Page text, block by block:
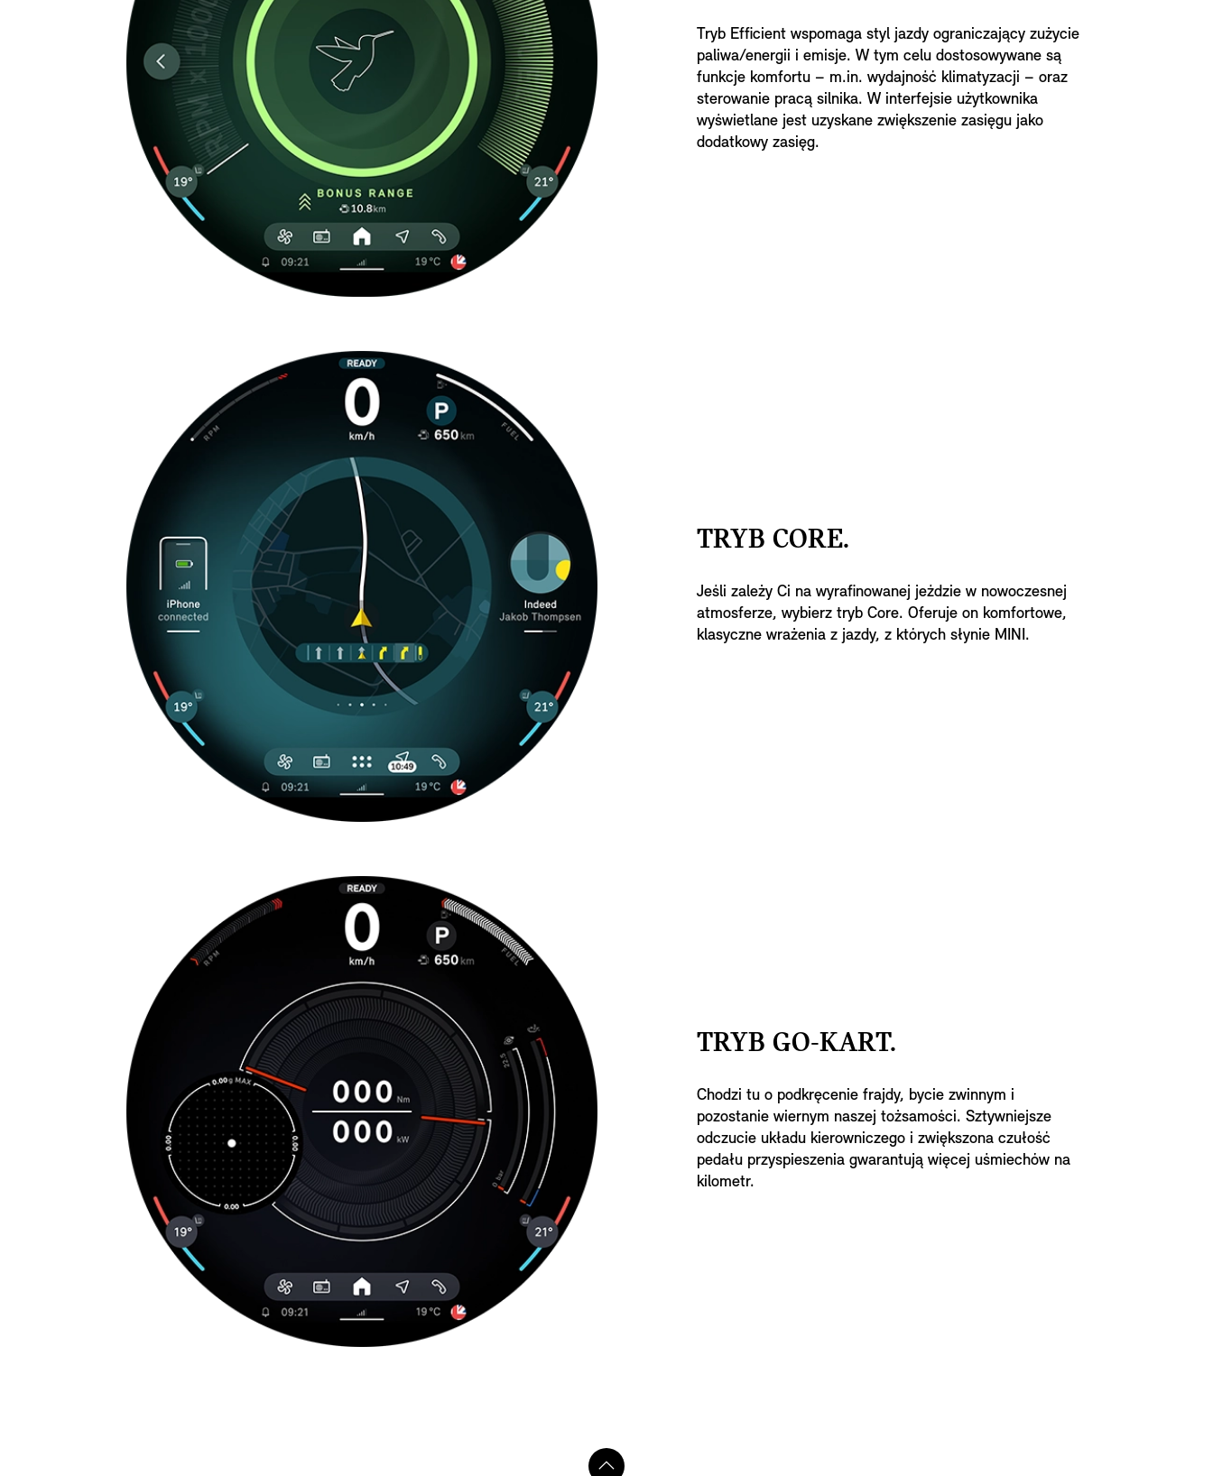
Tryb Efficient wspomaga styl jazdy ograniczający zużycie
paliwa/energii i emisje. W tym celu dostosowywane są
funkcje komfortu – m.in. wydajność klimatyzacji – oraz
sterowanie pracą silnika. W interfejsie użytkownika
wyświetlane jest uzyskane zwiększenie zasięgu jako
dodatkowy zasięg.
TRYB CORE.
Jeśli zależy Ci na wyrafinowanej jeździe w nowoczesnej
atmosferze, wybierz tryb Core. Oferuje on komfortowe,
klasyczne wrażenia z jazdy, z których słynie MINI.
TRYB GO-KART.
Chodzi tu o podkręcenie frajdy, bycie zwinnym i
pozostanie wiernym naszej tożsamości. Sztywniejsze
odczucie układu kierowniczego i zwiększona czułość
pedału przyspieszenia gwarantują więcej uśmiechów na
kilometr.